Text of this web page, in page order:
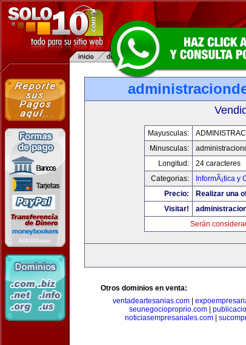
Mayusculas:
Minusculas:
Longitud:
24 caracteres
Categorias:
InformÃ¡tica y
Precio:
Realizar una
Visitar!
Serán
Otros dominios en venta:
ventadeartesanias.com|
seunegocioproprio.com
noticiasempresariales.com|